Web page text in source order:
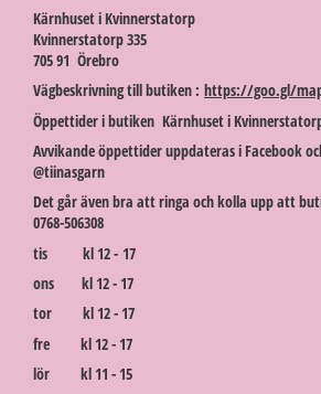
Kärnhuset i Kvinnerstatorp
Kvinnerstatorp 335
705 91 Örebro
Vägbeskrivning till butiken : https://goo.gl/
Öppettider i butiken Kärnhuset i
Avvikande öppettider uppdateras i Facebook
@tiinasgarn
Det går även bra att ringa och kolla upp att
0768-506308
tis kl 12 - 17
ons kl 12 - 17
tor kl 12 - 17
fre kl 12 - 17
lör kl 11 - 15